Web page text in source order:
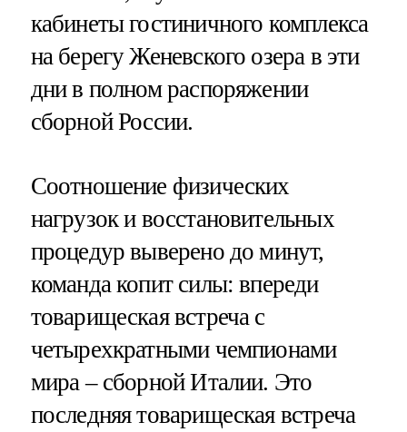
кабинеты гостиничного комплекса
на берегу Женевского озера в эти
дни в полном распоряжении
сборной России.
Соотношение физических
нагрузок и восстановительных
процедур выверено до минут,
команда копит силы: впереди
товарищеская встреча с
четырехкратными чемпионами
мира – сборной Италии. Это
последняя товарищеская встреча